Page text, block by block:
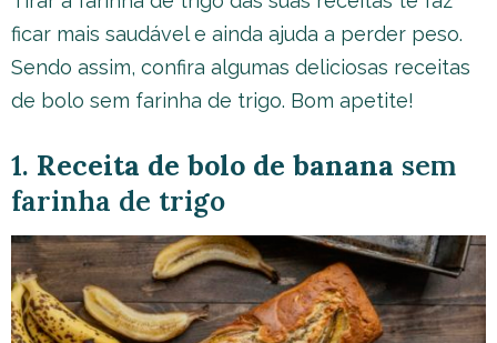
ficar mais saudável e ainda ajuda a perder peso.
Sendo assim, confira algumas deliciosas receitas
de bolo sem farinha de trigo. Bom apetite!
1. Receita de bolo de banana sem
farinha de trigo